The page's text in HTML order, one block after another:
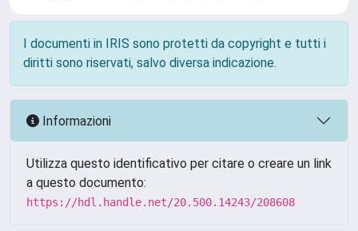
I documenti in IRIS sono protetti da copyright e tutti i
diritti sono riservati, salvo diversa indicazione.
Informazioni
Utilizza questo identificativo per citare o creare un link
a questo documento:
https://hdl.handle.net/20.500.14243/208608